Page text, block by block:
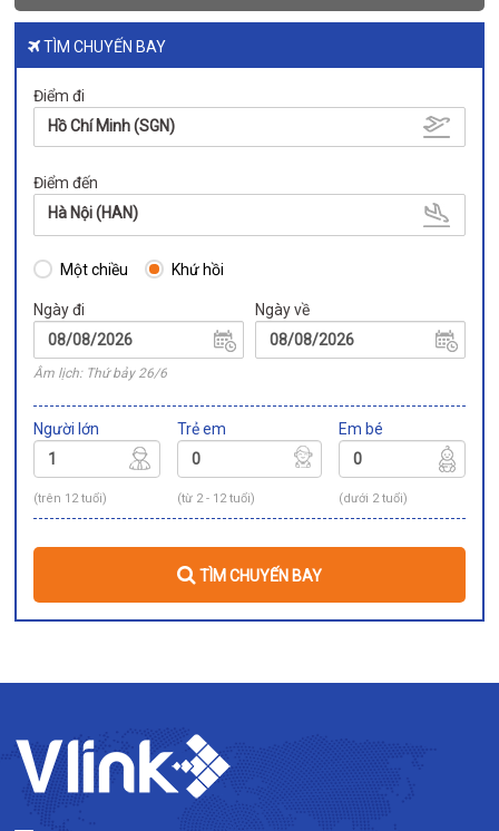
TÌM CHUYẾN BAY
Điểm đi
Hồ Chí Minh (SGN)
Điểm đến
Hà Nội (HAN)
Một chiều Khứ hồi
Ngày đi
Âm lịch: Thứ bảy 26/6
Ngày về
Người lớn
(trên 12 tuổi)
Trẻ em
(từ 2 - 12 tuổi)
Em bé
(dưới 2 tuổi)
TÌM CHUYẾN BAY